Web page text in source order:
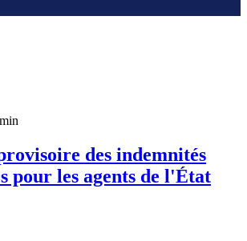
des indemnités
pour les agents de l'État